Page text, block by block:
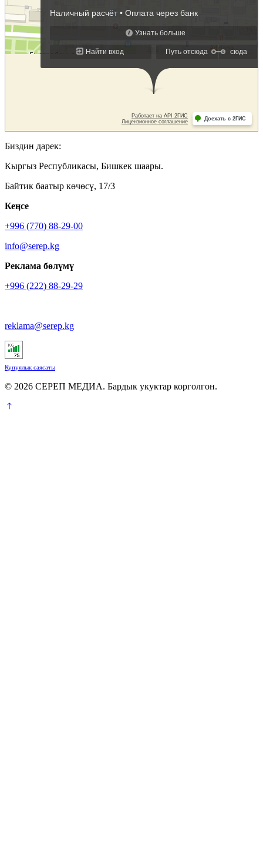
Биздин дарек:
Кыргыз Республикасы, Бишкек шаары.
Байтик баатыр көчөсү, 17/3
Кеӊсе
+996 (770) 88-29-00
info@serep.kg
Реклама бөлүмү
+996 (222) 88-29-29
reklama@serep.kg
Купуялык саясаты
© 2026 СЕРЕП МЕДИА. Бардык укуктар корголгон.